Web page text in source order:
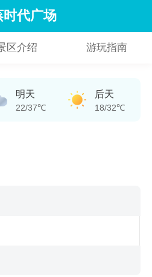
时代广场
区介绍 游玩指南
明天
22/37℃
后天
18/32℃